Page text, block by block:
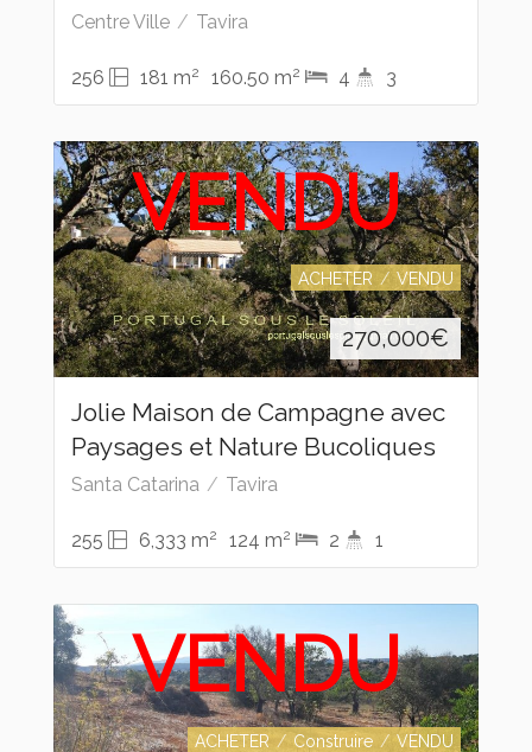
Centre Ville Tavira
256 181 m2 160.50 m2 4 3
VENDU
ACHETER VENDU
270,000€
Jolie Maison de Campagne avec
Paysages et Nature Bucoliques
Santa Catarina Tavira
255 6,333 m2 124 m2 2 1
VENDU
ACHETER Construire VENDU